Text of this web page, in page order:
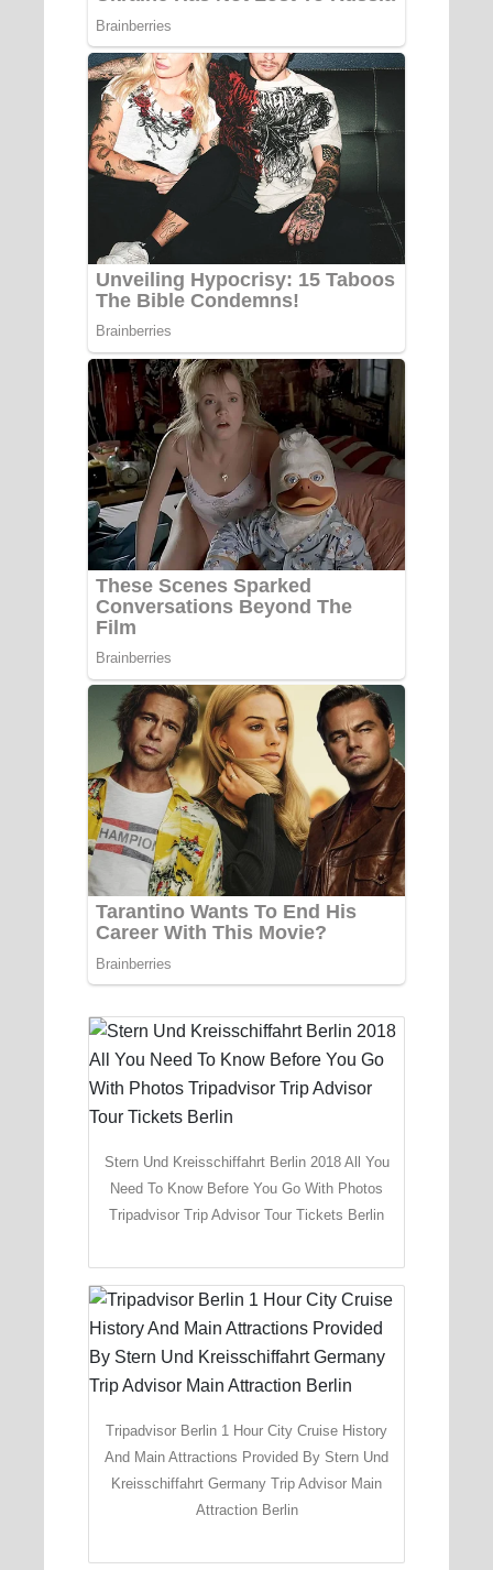
Stern Und Kreisschiffahrt Berlin 2018 All You
Need To Know Before You Go With Photos
Tripadvisor Trip Advisor Tour Tickets Berlin
Tripadvisor Berlin 1 Hour City Cruise History
And Main Attractions Provided By Stern Und
Kreisschiffahrt Germany Trip Advisor Main
Attraction Berlin